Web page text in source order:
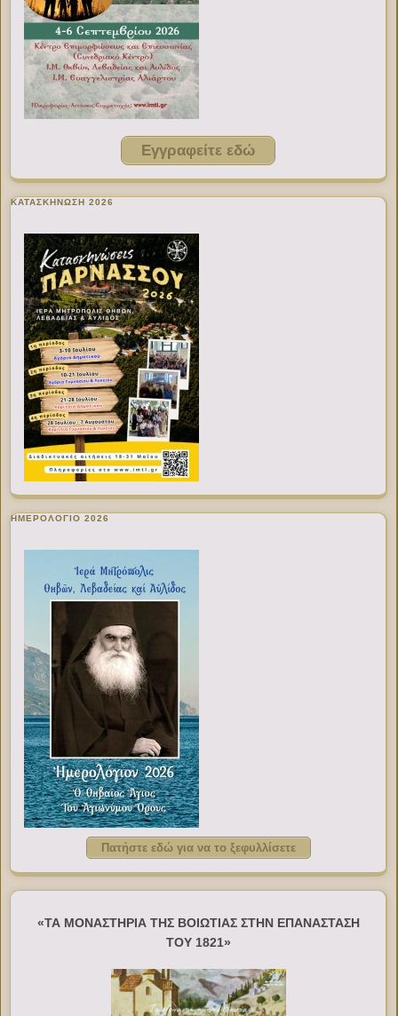
Εγγραφείτε εδώ
ΚΑΤΑΣΚΗΝΩΣΗ 2026
ΗΜΕΡΟΛΟΓΙΟ 2026
Πατήστε εδώ για να το ξεφυλλίσετε
«ΤΑ ΜΟΝΑΣΤΗΡΙΑ ΤΗΣ ΒΟΙΩΤΙΑΣ ΣΤΗΝ ΕΠΑΝΑΣΤΑΣΗ
ΤΟΥ 1821»